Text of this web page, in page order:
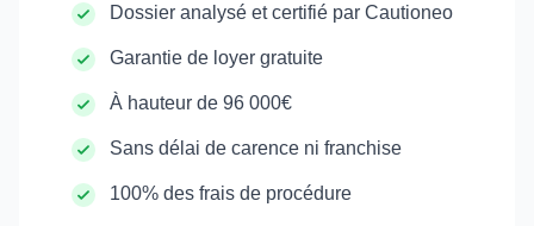
Dossier analysé et certifié par Cautioneo
Garantie de loyer gratuite
À hauteur de 96 000€
Sans délai de carence ni franchise
100% des frais de procédure